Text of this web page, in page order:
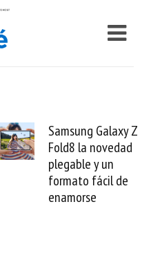
Cashea levanta
millones de dólares
valida el crédito del
venezolano ante el
mundo